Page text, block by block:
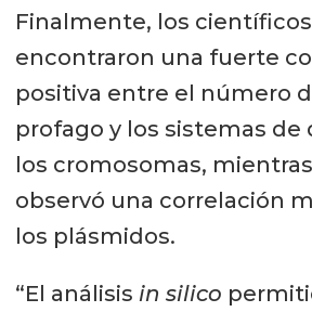
Finalmente, los
encontraron una fuerte
positiva entre el número
profago y los sistemas de
los cromosomas,
observó una correlación
los plásmidos.
“El análisis in silico